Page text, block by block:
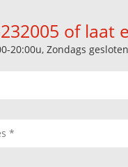
of
20:00u, Zondags